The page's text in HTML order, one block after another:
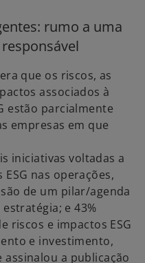
rumo a uma
que os riscos, as
associados à
estão parcialmente
empresas em que
iniciativas voltadas a
nas operações,
de um pilar/agenda
e 43%
riscos e impactos ESG
e investimento,
a publicação